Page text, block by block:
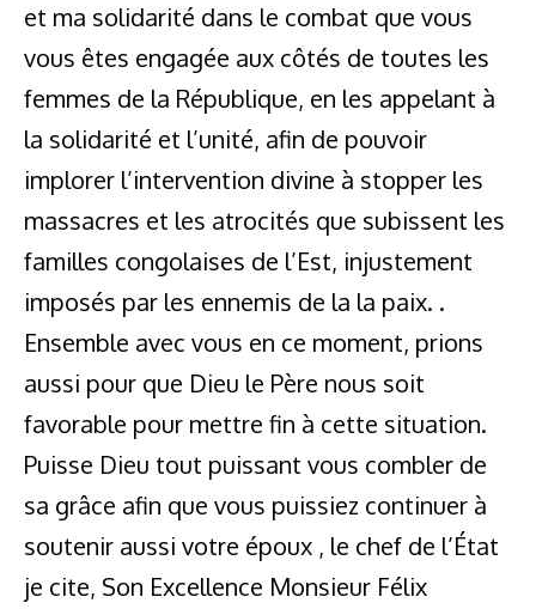
et ma solidarité dans le combat que vous
vous êtes engagée aux côtés de toutes les
femmes de la République, en les appelant à
la solidarité et l’unité, afin de pouvoir
implorer l’intervention divine à stopper les
massacres et les atrocités que subissent les
familles congolaises de l’Est, injustement
imposés par les ennemis de la la paix. .
Ensemble avec vous en ce moment, prions
aussi pour que Dieu le Père nous soit
favorable pour mettre fin à cette situation.
Puisse Dieu tout puissant vous combler de
sa grâce afin que vous puissiez continuer à
soutenir aussi votre époux , le chef de l’État
je cite, Son Excellence Monsieur Félix